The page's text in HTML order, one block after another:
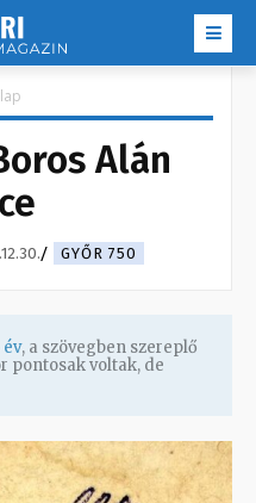
Alán
GYŐR 750
év, a szövegben szereplő
pontosak voltak, de